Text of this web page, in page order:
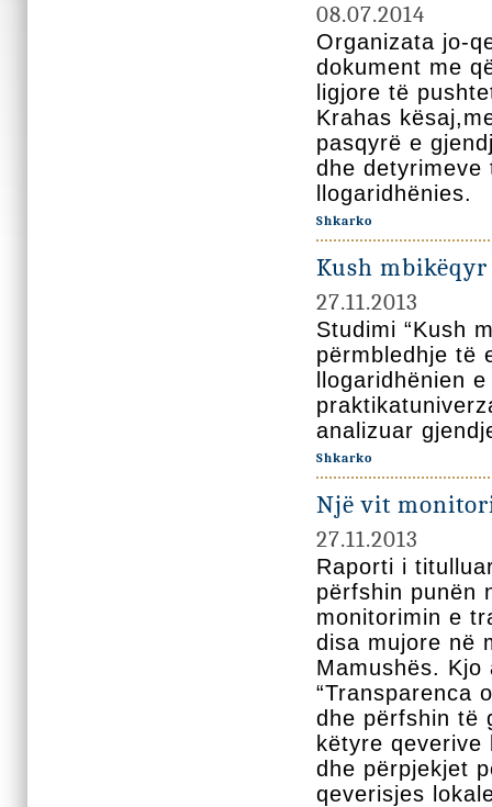
08.07.2014
Organizata jo-
dokument me
ligjore të
Krahas
pasqyrë e
dhe detyrimeve
llogaridhënies.
Shkarko
Kush
27.11.2013
Studimi “Kush
përmbledhje të
llogaridhënien
analizuar
Shkarko
Një vit
27.11.2013
Raporti i
përfshin punën
monitorimin e
disa mujore në
Mamushës.
“Transparenca
dhe përfshin të
këtyre
dhe përpjekjet
qeverisjes